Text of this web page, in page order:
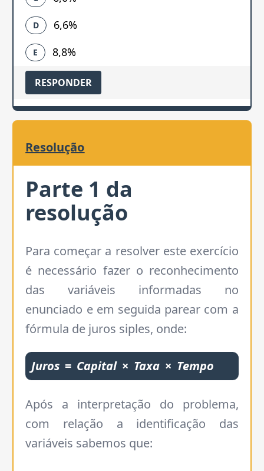
D 6,6%
E 8,8%
RESPONDER
Resolução
Parte 1 da
resolução
Para começar a resolver este exercício
é necessário fazer o reconhecimento
das variáveis informadas no
enunciado e em seguida parear com a
fórmula de juros siples, onde:
Juros = Capital × Taxa × Tempo
Após a interpretação do problema,
com relação a identificação das
variáveis sabemos que: